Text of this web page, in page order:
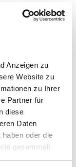
Anzeigen zu
Website zu
zu Ihrer
Partner für
diese
Daten
oder die
gesammelt
innerlich ins
und so
lösen, die
kann u.U.
unterstützt
im
an
wie in der